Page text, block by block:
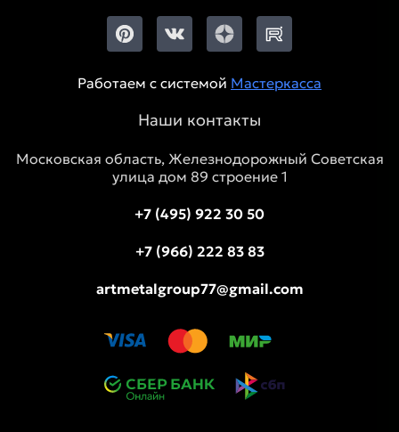
Работаем с системой Мастеркасса
Наши контакты
Московская область, Железнодорожный Советская
улица дом 89 строение 1
+7 (495) 922 30 50
+7 (966) 222 83 83
artmetalgroup77@gmail.com